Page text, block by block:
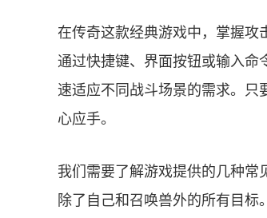
在传奇这款经典游戏中，掌握攻
通过快捷键、界面按钮或输入命
速适应不同战斗场景的需求。只
心应手。
我们需要了解游戏提供的几种常
除了自己和召唤兽外的所有目